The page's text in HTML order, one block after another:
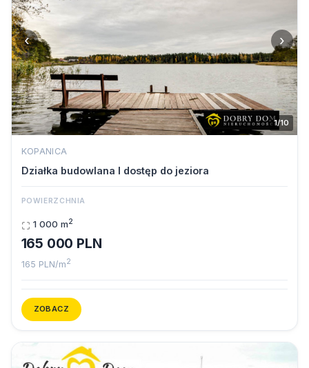
‹ ›
1/10
KOPANICA
Działka budowlana I dostęp do jeziora
POWIERZCHNIA
1 000 m2
165 000 PLN
165 PLN/m2
ZOBACZ